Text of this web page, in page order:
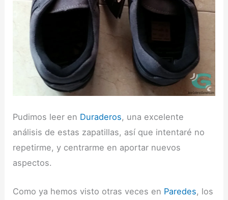
Pudimos leer en Duraderos, una excelente
análisis de estas zapatillas, así que intentaré no
repetirme, y centrarme en aportar nuevos
aspectos.
Como ya hemos visto otras veces en Paredes, los